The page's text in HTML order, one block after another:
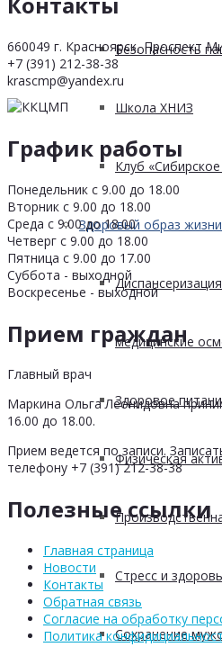
Безопасность
Школа ХНИЗ
Клуб
Здоровый образ жизни
медицинские
Здоровое
Физическая
Стресс и
Сохранение
660049 г. Красноярск, Проспект
+7 (391) 212-38-38
krascmp@yandex.ru
График работы
Понедельник с 9.00 до 18.00
Вторник с 9.00 до 18.00
Среда с 9.00 до 18.00
Четверг с 9.00 до 18.00
Пятница с 9.00 до 17.00
Суббота - выходной
Воскресенье - выходной
Прием граждан
Главный врач
Маркина Ольга Леонидовна
16.00 до 18.00.
Прием ведется по записи.
телефону +7 (391) 212-38-38
Полезные ссылки
Главная страница
Новости
Контакты
Обратная связь
Согласие на обработку
Политика